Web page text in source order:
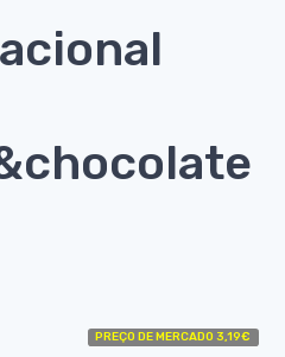
PREÇO DE MERCADO 3,19€